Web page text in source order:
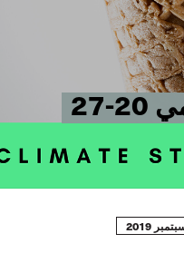
إضراب المناخ العالمي 20-27